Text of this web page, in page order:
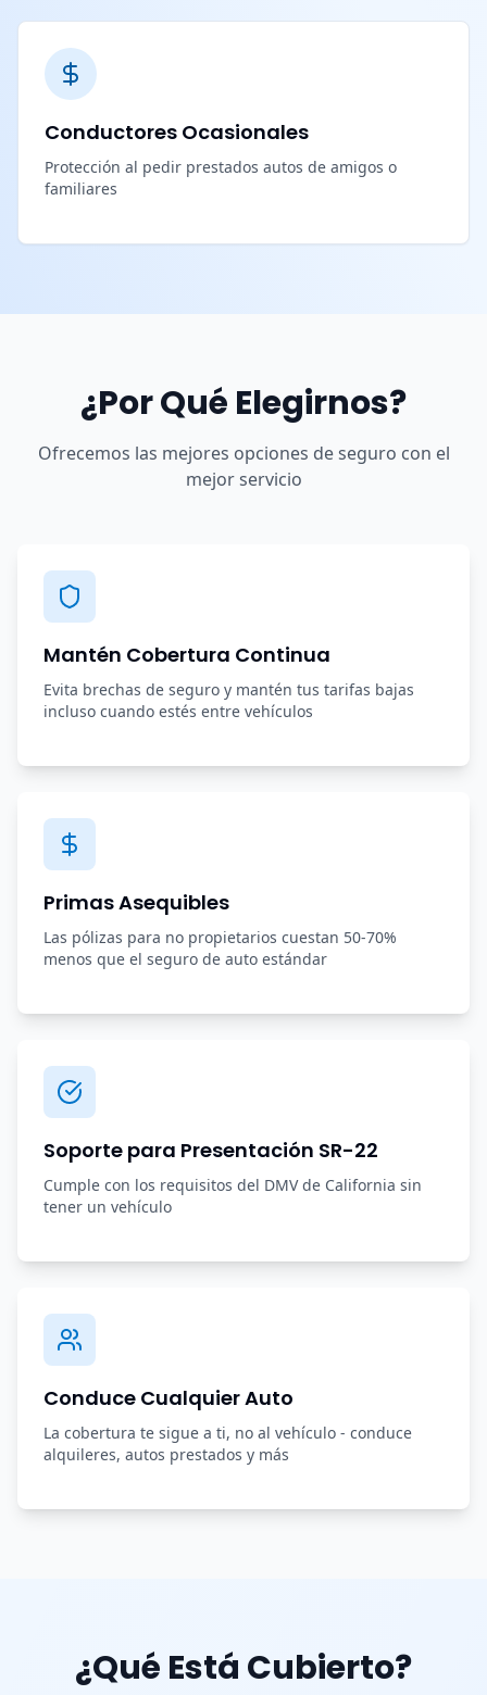
Conductores Ocasionales
Protección al pedir prestados autos de amigos o
familiares
¿Por Qué Elegirnos?
Ofrecemos las mejores opciones de seguro con el
mejor servicio
Mantén Cobertura Continua
Evita brechas de seguro y mantén tus tarifas bajas
incluso cuando estés entre vehículos
Primas Asequibles
Las pólizas para no propietarios cuestan 50-70%
menos que el seguro de auto estándar
Soporte para Presentación SR-22
Cumple con los requisitos del DMV de California sin
tener un vehículo
Conduce Cualquier Auto
La cobertura te sigue a ti, no al vehículo - conduce
alquileres, autos prestados y más
¿Qué Está Cubierto?